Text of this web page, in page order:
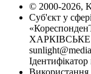
© 2000-2026,
Суб'єкт у
ХАРКІВСЬКЕ
Використання